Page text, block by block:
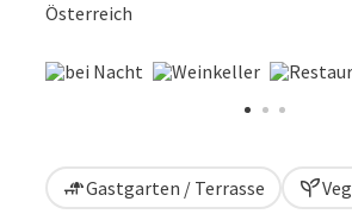
Österreich
Gastgarten / Terrasse